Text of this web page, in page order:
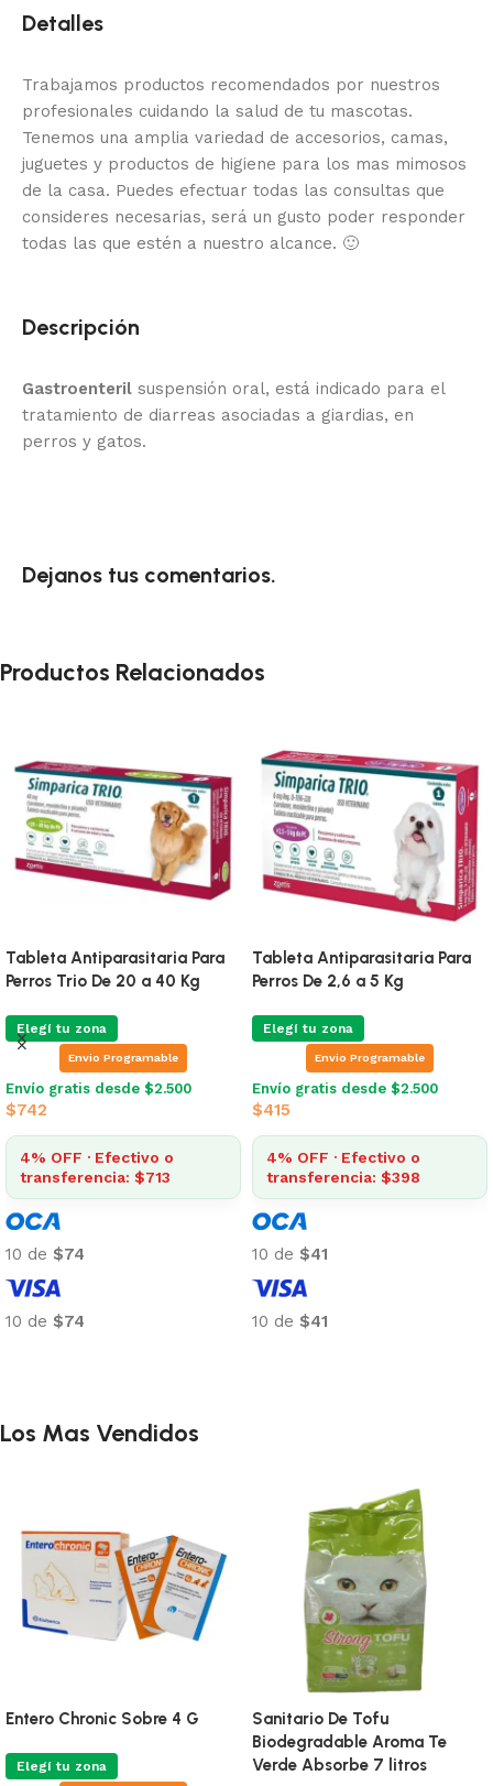
Detalles
Trabajamos productos recomendados por nuestros
profesionales cuidando la salud de tu mascotas.
Tenemos una amplia variedad de accesorios, camas,
juguetes y productos de higiene para los mas mimosos
de la casa. Puedes efectuar todas las consultas que
consideres necesarias, será un gusto poder responder
todas las que estén a nuestro alcance. 🙂
Descripción
Gastroenteril suspensión oral, está indicado para el
tratamiento de diarreas asociadas a giardias, en
perros y gatos.
Dejanos tus comentarios.
Productos Relacionados
Tableta Antiparasitaria Para
Perros Trio De 20 a 40 Kg
Elegí tu zona
Envio Programable
Envío gratis desde $2.500
$742
4% OFF · Efectivo o
transferencia: $713
10 de $74
10 de $74
Tableta Antiparasitaria Para
Perros De 2,6 a 5 Kg
Elegí tu zona
Envio Programable
Envío gratis desde $2.500
$415
4% OFF · Efectivo o
transferencia: $398
10 de $41
10 de $41
Los Mas Vendidos
Entero Chronic Sobre 4 G
Elegí tu zona
Sanitario De Tofu
Biodegradable Aroma Te
Verde Absorbe 7 litros